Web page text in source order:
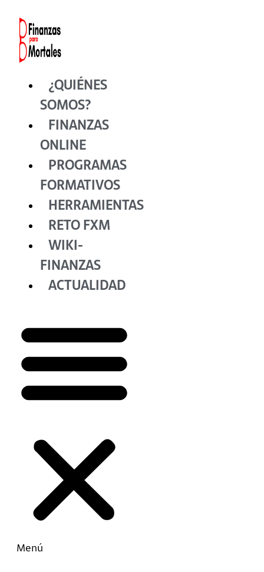
contenido
¿QUIÉNES
SOMOS?
FINANZAS
ONLINE
PROGRAMAS
FORMATIVOS
HERRAMIENTAS
RETO FXM
WIKI-
FINANZAS
ACTUALIDAD
Menú